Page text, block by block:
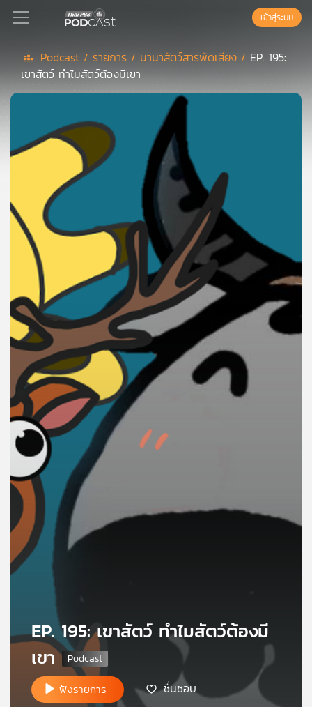
Podcast
ลิ
เพล
ของ
คุณ
เพลง
บทความ
ข่าว
และ
กิจกรรม
เกี่ยว
กับ
เครือ
เข้าสู่ระบบ
Podcast / รายการ / นานาสัตว์สารพัดเสียง / EP. 195:
เขาสัตว์ ทำไมสัตว์ต้องมีเขา
EP. 195: เขาสัตว์ ทำไมสัตว์ต้องมี
เขา
ฟังรายการ ชื่นชอบ